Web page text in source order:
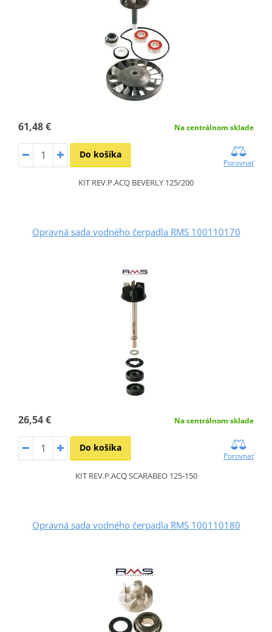
61,48 € Na centrálnom sklade
Do košíka
Porovnať
KIT REV.P.ACQ BEVERLY 125/200
Opravná sada vodného čerpadla RMS 100110170
26,54 € Na centrálnom sklade
Do košíka
Porovnať
KIT REV.P.ACQ SCARABEO 125-150
Opravná sada vodného čerpadla RMS 100110180